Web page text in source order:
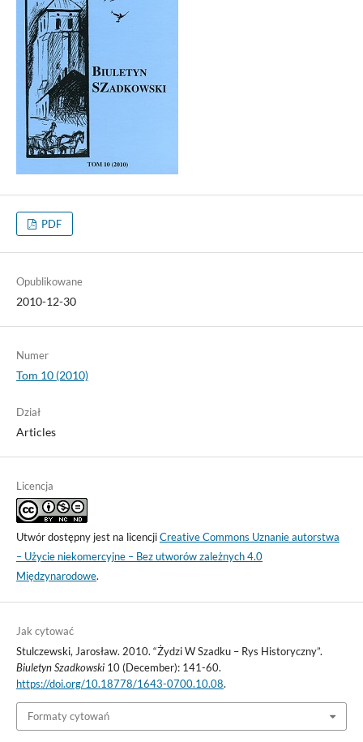
PDF
Opublikowane
2010-12-30
Numer
Tom 10 (2010)
Dział
Articles
Licencja
Utwór dostępny jest na licencjiCreative Commons Uznanie autorstwa
– Użycie niekomercyjne – Bez utworów zależnych 4.0
Międzynarodowe.
Jak cytować
Stulczewski, Jarosław. 2010. “Żydzi W Szadku – Rys Historyczny”.
Biuletyn Szadkowski10 (December): 141-60.
https://doi.org/10.18778/1643-0700.10.08.
Formaty cytowań